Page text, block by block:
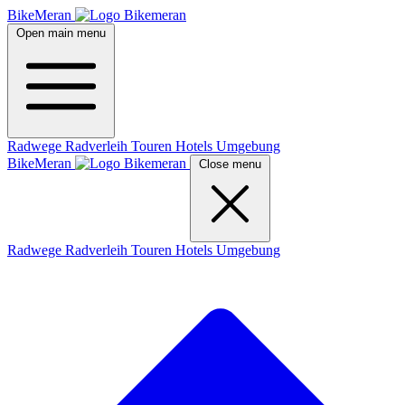
BikeMeran
Open main menu
Radwege Radverleih Touren Hotels Umgebung
BikeMeran
Close menu
Radwege Radverleih Touren Hotels Umgebung